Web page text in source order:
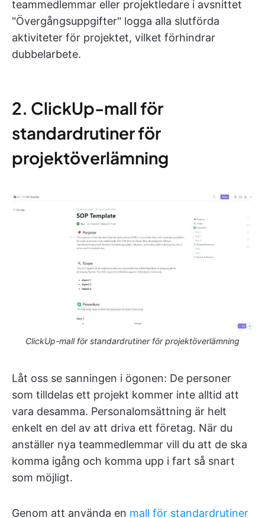
teammedlemmar eller projektledare i avsnittet
"Övergångsuppgifter" logga alla slutförda
aktiviteter för projektet, vilket förhindrar
dubbelarbete.
2. ClickUp-mall för
standardrutiner för
projektöverlämning
ClickUp-mall för standardrutiner för projektöverlämning
Låt oss se sanningen i ögonen: De personer
som tilldelas ett projekt kommer inte alltid att
vara desamma. Personalomsättning är helt
enkelt en del av att driva ett företag. När du
anställer nya teammedlemmar vill du att de ska
komma igång och komma upp i fart så snart
som möjligt.
Genom att använda en mall för standardrutiner